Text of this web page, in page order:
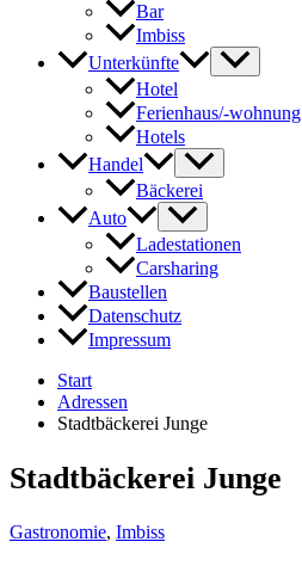
Bar
Imbiss
Unterkünfte
Hotel
Ferienhaus/-wohnung
Hotels
Handel
Bäckerei
Auto
Ladestationen
Carsharing
Baustellen
Datenschutz
Impressum
Start
Adressen
Stadtbäckerei Junge
Stadtbäckerei Junge
Gastronomie, Imbiss